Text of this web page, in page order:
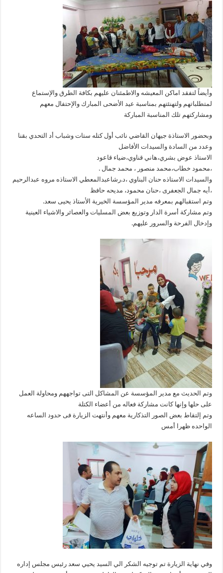
وأيضاً لتفقد اماكن المعيشه والاطمئنان عليهم بكافة الطرق والإستماع
لمتطلباتهم ولتهنئتهم بمناسبة عيد الأضحى المبارك والإحتفال معهم
ومشاركتهم تلك المناسبة المباركة
وبحضور الاستاذة جيهان القاضي نائب أول كتله ستات وشباب أد التحدي بقنا
وعدد من السادة والسيدات الأفاضل
الاستاذ عوض بشري،هاني قناوي،ضياء قاعود
،محمود خطاب،محمد منصور ، محمد جمال .
والسيدات الاستاذه حنان البناوي ،د.رشاعبدالمعطي الاستاذه مروه عبدالرحيم
،أيه جمال الجعفرى ،حنان محمود، مديحه حافظ
وتم استقبالهم بمعرفه مدير المؤسسة الخيرية الأستاذ يحيى سعد.
وتم مشاركة أسرة الدار وتوزيع بعض المسليات والعصائر والاشياء العينية
وإدخال الفرحة والسرور عليهم.
وتم الحديث مع مدير المؤسسة عن المشاكل التى تواجههم ومحاولة العمل
على حلها وإنها كانت مشاركة فعاله من أعضاء الكتلة
وتم إلتقاط بعض الصور التذكارية معهم وأنتهت الزيارة فى حدود الساعه
الواحده ظهرا أمس
وفي نهاية الزيارة تم توجيه الشكر الي السيد يحيي سعد رئيس مجلس إداره